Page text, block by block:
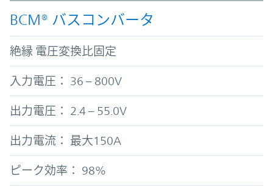
BCM® バスコンバータ
絶縁 電圧変換比固定
入力電圧： 36 – 800V
出力電圧： 2.4 – 55.0V
出力電流： 最大150A
ピーク効率： 98%